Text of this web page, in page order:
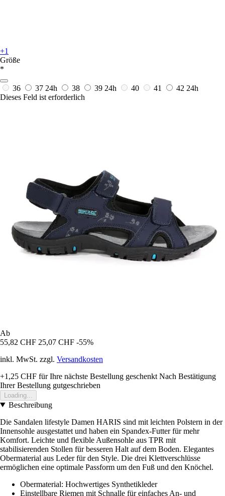
+1
Größe
*
36 37 24h 38 39 24h 40 41 42 24h
Dieses Feld ist erforderlich
Ab
55,82 CHF 25,07 CHF -55%
inkl. MwSt. zzgl. Versandkosten
+1,25 CHF für Ihre nächste Bestellung geschenkt Nach Bestätigung
Ihrer Bestellung gutgeschrieben
Loading...
Beschreibung
Die Sandalen lifestyle Damen HARIS sind mit leichten Polstern in der
Innensohle ausgestattet und haben ein Spandex-Futter für mehr
Komfort. Leichte und flexible Außensohle aus TPR mit
stabilisierenden Stollen für besseren Halt auf dem Boden. Elegantes
Obermaterial aus Leder für den Style. Die drei Klettverschlüsse
ermöglichen eine optimale Passform um den Fuß und den Knöchel.
Obermaterial: Hochwertiges Synthetikleder
Einstellbare Riemen mit Schnalle für einfaches An- und